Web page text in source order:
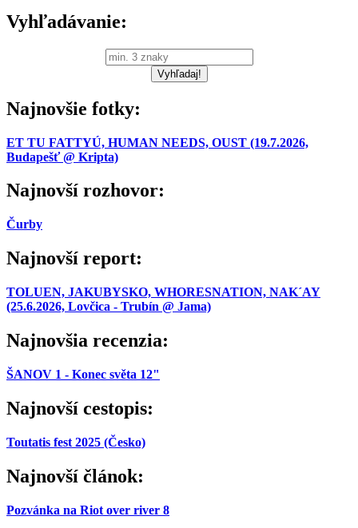
Vyhľadávanie:
Najnovšie fotky:
ET TU FATTYÚ, HUMAN NEEDS, OUST (19.7.2026,
Budapešť @ Kripta)
Najnovší rozhovor:
Čurby
Najnovší report:
TOLUEN, JAKUBYSKO, WHORESNATION, NAK´AY
(25.6.2026, Lovčica - Trubín @ Jama)
Najnovšia recenzia:
ŠANOV 1 - Konec světa 12"
Najnovší cestopis:
Toutatis fest 2025 (Česko)
Najnovší článok:
Pozvánka na Riot over river 8